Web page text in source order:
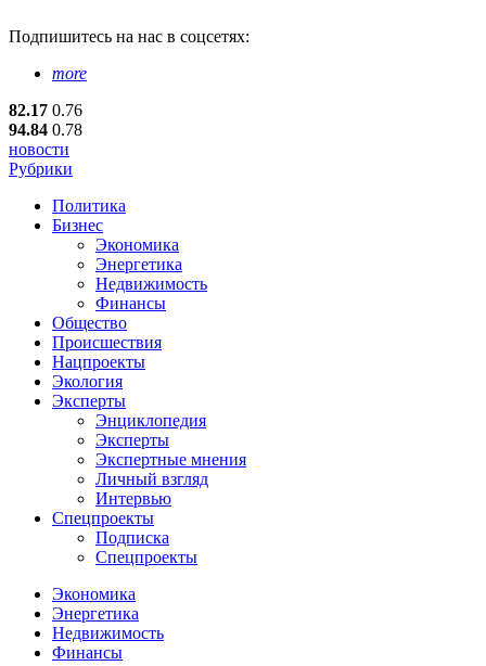
Подпишитесь на нас в соцсетях:
more
82.17 0.76
94.84 0.78
новости
Рубрики
Политика
Бизнес
Экономика
Энергетика
Недвижимость
Финансы
Общество
Происшествия
Нацпроекты
Экология
Эксперты
Энциклопедия
Эксперты
Экспертные мнения
Личный взгляд
Интервью
Спецпроекты
Подписка
Спецпроекты
Экономика
Энергетика
Недвижимость
Финансы